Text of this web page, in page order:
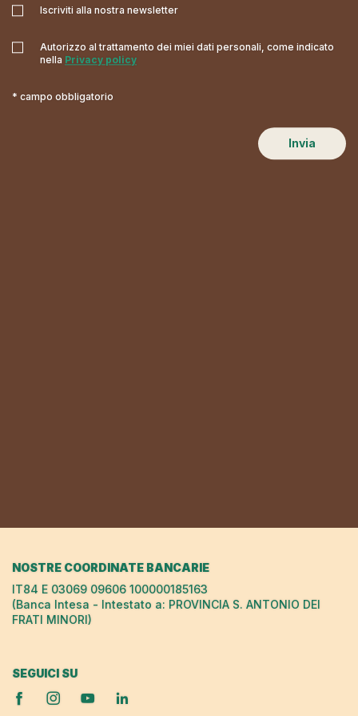
Iscriviti alla nostra newsletter
Autorizzo al trattamento dei miei dati personali, come indicato
nella Privacy policy
* campo obbligatorio
Invia
NOSTRE COORDINATE BANCARIE
IT84 E 03069 09606 100000185163
(Banca Intesa - Intestato a: PROVINCIA S. ANTONIO DEI
FRATI MINORI)
SEGUICI SU